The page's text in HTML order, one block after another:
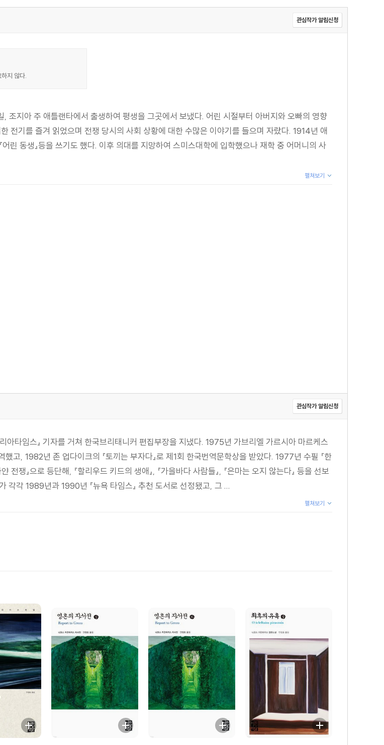
관심작가 알림신청
지 않다.
, 조지아 주 애틀랜타에서 출생하여 평생을 그곳에서 보냈다. 어린 시절부터 아버지와 오빠의 영향
전기를 즐겨 읽었으며 전쟁 당시의 사회 상황에 대한 수많은 이야기를 들으며 자랐다. 1914년 애
린 동생』등을 쓰기도 했다. 이후 의대를 지망하여 스미스대학에 입학했으나 재학 중 어머니의 사
펼쳐보기
관심작가 알림신청
리아타임스』 기자를 거쳐 한국브리태니커 편집부장을 지냈다. 1975년 가브리엘 가르시아 마르케스
했고, 1982년 존 업다이크의 『토끼는 부자다』로 제1회 한국번역문학상을 받았다. 1977년 수필 『한
쟁』으로 등단해, 『할리우드 키드의 생애』, 『가을바다 사람들』, 『은마는 오지 않는다』 등을 선보
가 각각 1989년과 1990년 『뉴욕 타임스』 추천 도서로 선정됐고, 그 ...
펼쳐보기